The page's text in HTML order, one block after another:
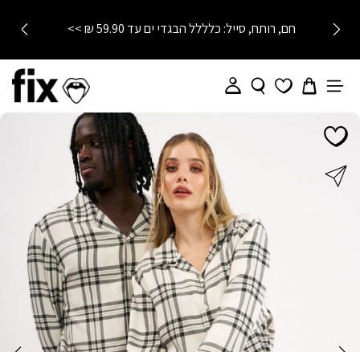
חם, רותח, סייל: כלללל הבגדי ים עד 59.90 ₪ >>